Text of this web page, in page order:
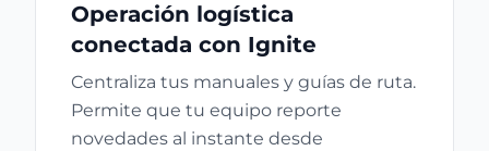
Operación logística
conectada con Ignite
Centraliza tus manuales y guías de ruta.
Permite que tu equipo reporte
novedades al instante desde